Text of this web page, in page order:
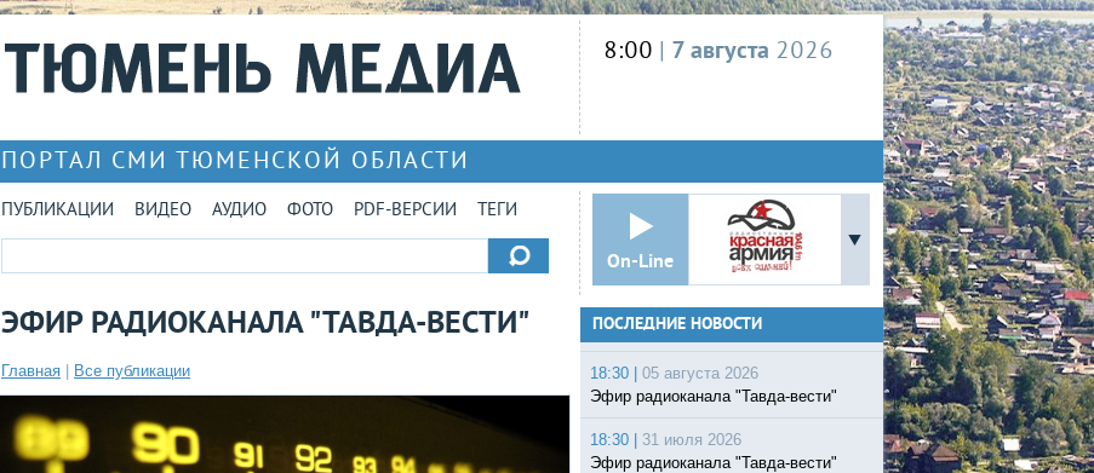
8:00 | 7 августа 2026
ПОРТАЛ СМИ ТЮМЕНСКОЙ ОБЛАСТИ
ПУБЛИКАЦИИ ВИДЕО АУДИО ФОТО PDF-ВЕРСИИ ТЕГИ
On-Line
ЭФИР РАДИОКАНАЛА "ТАВДА-ВЕСТИ"
Главная Все публикации
ПОСЛЕДНИЕ НОВОСТИ
18:30 |
05 августа 2026
Эфир радиоканала "Тавда-вести"
18:30 |
31 июля 2026
Эфир радиоканала "Тавда-вести"